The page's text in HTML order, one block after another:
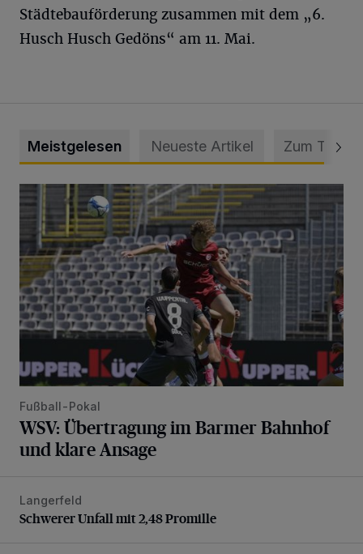
Städtebauförderung zusammen mit dem „6.
Husch Husch Gedöns“ am 11. Mai.
Meistgelesen Neueste Artikel Zum Thema
WSV: Übertragung im Barmer Bahnhof und klare Ansage
Fußball-Pokal
WSV: Übertragung im Barmer Bahnhof
und klare Ansage
Schwerer Unfall mit 2,48 Promille
Langerfeld
Schwerer Unfall mit 2,48 Promille